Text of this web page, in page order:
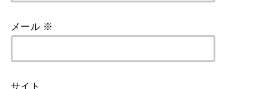
メール ※
サイト